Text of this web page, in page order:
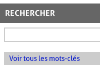
RECHERCHER
Voir tous les mots-clés